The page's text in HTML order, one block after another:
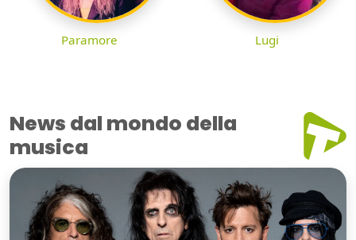
Paramore Lugi
News dal mondo della
musica